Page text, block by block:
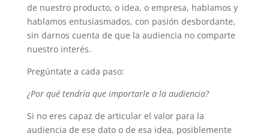
de nuestro producto, o idea, o empresa, hablamos y
hablamos entusiasmados, con pasión desbordante,
sin darnos cuenta de que la audiencia no comparte
nuestro interés.
Pregúntate a cada paso:
¿Por qué tendría que importarle a la audiencia?
Si no eres capaz de articular el valor para la
audiencia de ese dato o de esa idea, posiblemente